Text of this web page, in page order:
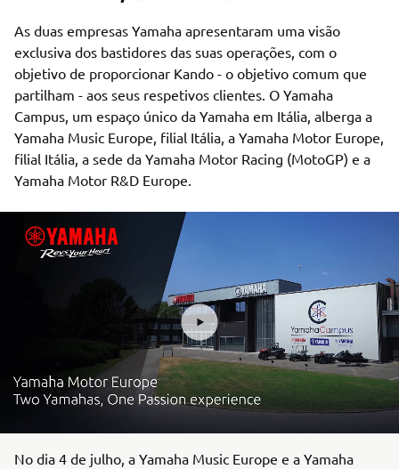
As duas empresas Yamaha apresentaram uma visão
exclusiva dos bastidores das suas operações, com o
objetivo de proporcionar Kando - o objetivo comum que
partilham - aos seus respetivos clientes. O Yamaha
Campus, um espaço único da Yamaha em Itália, alberga a
Yamaha Music Europe, filial Itália, a Yamaha Motor Europe,
filial Itália, a sede da Yamaha Motor Racing (MotoGP) e a
Yamaha Motor R&D Europe.
No dia 4 de julho, a Yamaha Music Europe e a Yamaha